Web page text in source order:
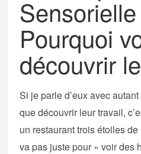
Pourquoi
découvrir
Si je parle d’eux avec
que découvrir leur travail,
un restaurant trois étoiles
va pas juste pour « voir des